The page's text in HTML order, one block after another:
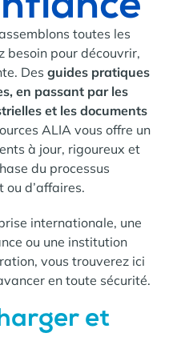
toutes les
besoin pour découvrir,
Des guides pratiques
en passant par les
et les documents
ALIA vous offre un
à jour, rigoureux et
du processus
ou d’affaires.
internationale, une
ou une institution
vous trouverez ici
en toute sécurité.
et